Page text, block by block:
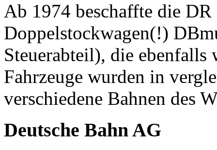
Ab 1974 beschaffte die DR
Doppelstockwagen(!)
Steuerabteil), die ebenfalls
Fahrzeuge wurden in
verschiedene Bahnen des
Deutsche Bahn AG